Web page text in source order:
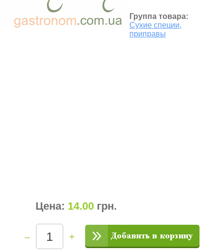
Группа товара:
Сухие специи,
приправы
Цена: 14.00 грн.
– +